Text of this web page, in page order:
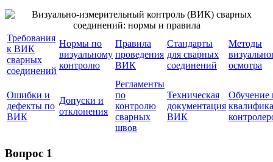
Требования
к ВИК
сварных
соединений
Нормы по
визуальному
контролю
Правила
проведения
ВИК
Стандарты
для сварных
соединений
Методы
осмотра
Ошибки и
дефекты по
ВИК
Допуски и
отклонения
Регламенты
по
контролю
сварных
швов
Техническая
документация
ВИК
Обучение
Вопрос 1